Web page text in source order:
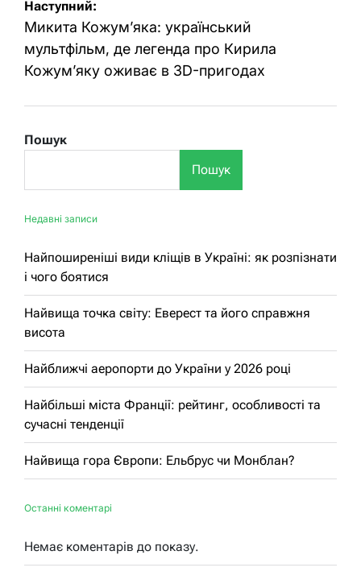
Наступний:
Микита Кожум’яка: український
мультфільм, де легенда про Кирила
Кожум’яку оживає в 3D-пригодах
Пошук
Пошук
Недавні записи
Найпоширеніші види кліщів в Україні: як розпізнати
і чого боятися
Найвища точка світу: Еверест та його справжня
висота
Найближчі аеропорти до України у 2026 році
Найбільші міста Франції: рейтинг, особливості та
сучасні тенденції
Найвища гора Європи: Ельбрус чи Монблан?
Останні коментарі
Немає коментарів до показу.